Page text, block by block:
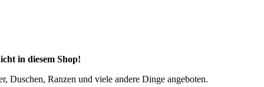
in diesem Shop!
Duschen, Ranzen und viele andere Dinge angeboten.